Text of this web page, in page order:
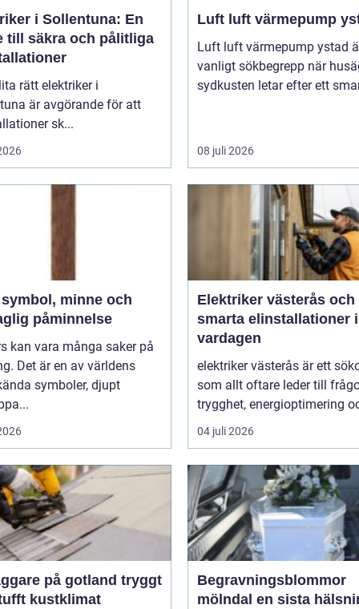
i Sollentuna: En
till säkra och pålitliga
rätt elektriker i
är avgörande för att
sk...
Luft luft värmepump
Luft luft värmepump ystad
vanligt sökbegrepp när
sydkusten letar efter ett
08 juli 2026
påminnelse
kan vara många saker på
Det är en av världens
symboler, djupt
Elektriker västerås och
smarta elinstallationer i
vardagen
elektriker västerås är ett
som allt oftare leder till
trygghet, energioptimering
04 juli 2026
på gotland tryggt
kustklimat
Begravningsblommor
mölndal en sista hälsning i